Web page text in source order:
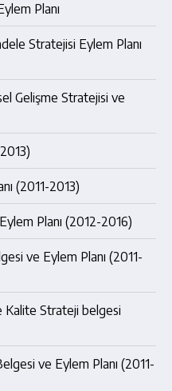
Planı
Stratejisi Eylem Planı
Gelişme Stratejisi ve
(2011-2013)
Planı (2012-2016)
ve Eylem Planı (2011-
Strateji belgesi
ve Eylem Planı (2011-